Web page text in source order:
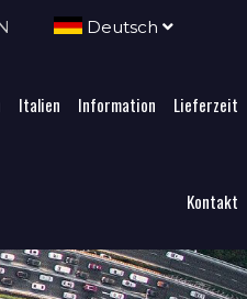
Deutsch
Italien Information Lieferzeit
Kontakt